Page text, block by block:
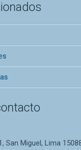
San Miguel, Lima